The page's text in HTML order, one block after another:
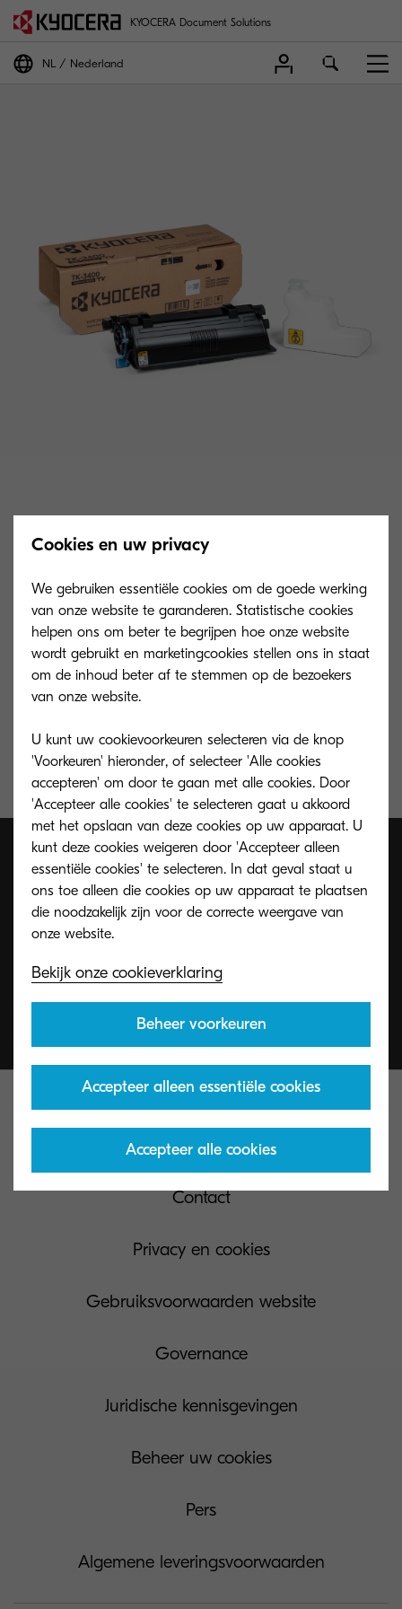
KYOCERA Document Solutions
NL Nederland
TK-3400
Capaciteit van de toner is in overeenstemming
met ISO/IEC 19752. Microfijne toner zwart voor
12.500 pagina’s A4. Startertoner is goed voor
Contact
Privacy en cookies
Gebruiksvoorwaarden website
Governance
Juridische kennisgevingen
Beheer uw cookies
Pers
Algemene leveringsvoorwaarden
Cookies en uw privacy
We gebruiken essentiële cookies om de goede werking
van onze website te garanderen. Statistische cookies
helpen ons om beter te begrijpen hoe onze website
wordt gebruikt en marketingcookies stellen ons in staat
om de inhoud beter af te stemmen op de bezoekers
van onze website.
U kunt uw cookievoorkeuren selecteren via de knop
'Voorkeuren' hieronder, of selecteer 'Alle cookies
accepteren' om door te gaan met alle cookies. Door
'Accepteer alle cookies' te selecteren gaat u akkoord
met het opslaan van deze cookies op uw apparaat. U
kunt deze cookies weigeren door 'Accepteer alleen
essentiële cookies' te selecteren. In dat geval staat u
ons toe alleen die cookies op uw apparaat te plaatsen
die noodzakelijk zijn voor de correcte weergave van
Bekijk onze cookieverklaring
Beheer voorkeuren
Accepteer alleen essentiële cookies
Accepteer alle cookies